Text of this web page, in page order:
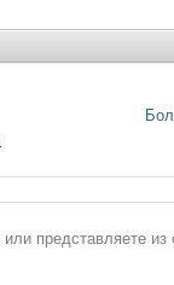
представляете